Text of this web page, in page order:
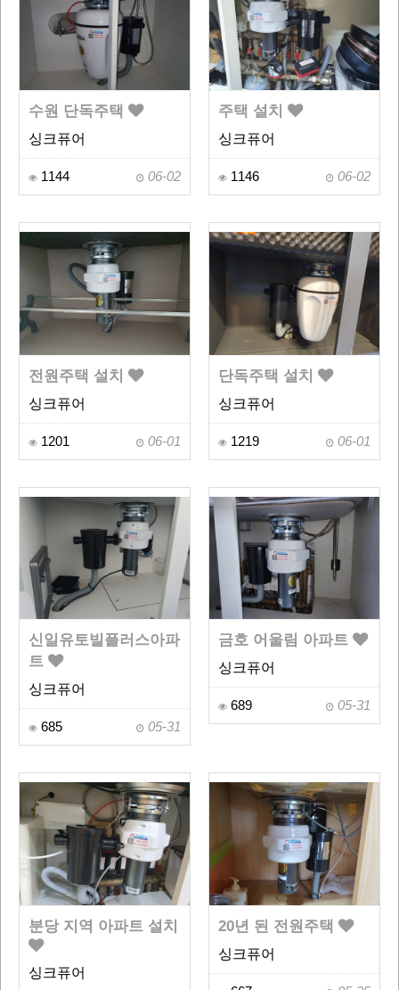
수원 단독주택
싱크퓨어
1144 06-02
주택 설치
싱크퓨어
1146 06-02
전원주택 설치
싱크퓨어
1201 06-01
단독주택 설치
싱크퓨어
1219 06-01
신일유토빌플러스아파
트
싱크퓨어
685 05-31
금호 어울림 아파트
싱크퓨어
689 05-31
분당 지역 아파트 설치
싱크퓨어
20년 된 전원주택
싱크퓨어